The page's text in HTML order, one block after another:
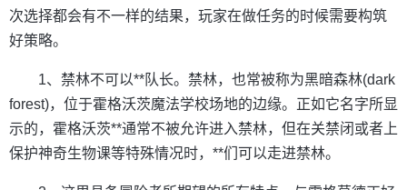
次选择都会有不一样的结果，玩家在做任务的时候需要构筑
好策略。
1、禁林不可以**队长。禁林，也常被称为黑暗森林(dark
forest)，位于霍格沃茨魔法学校场地的边缘。正如它名字所显
示的，霍格沃茨**通常不被允许进入禁林，但在关禁闭或者上
保护神奇生物课等特殊情况时，**们可以走进禁林。